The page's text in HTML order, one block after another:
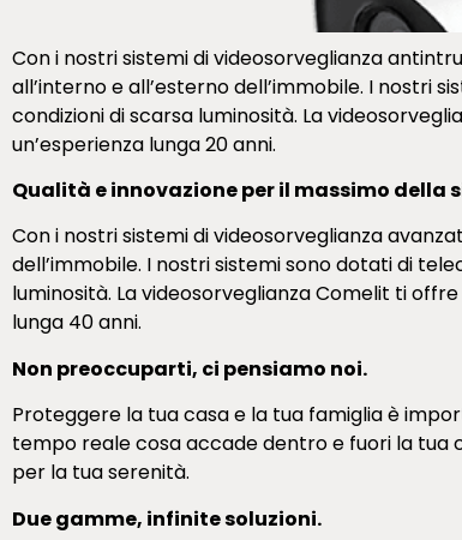
Con i nostri sistemi di videosorveglianza
all’interno e all’esterno dell’immobile. I nostri
condizioni di scarsa luminosità. La
un’esperienza lunga 20 anni.
Qualità e innovazione per il massimo della
Con i nostri sistemi di videosorveglianza
dell’immobile. I nostri sistemi sono dotati di
luminosità. La videosorveglianza Comelit ti
lunga 40 anni.
Non preoccuparti, ci pensiamo noi.
Proteggere la tua casa e la tua famiglia è
tempo reale cosa accade dentro e fuori la tua
per la tua serenità.
Due gamme, infinite soluzioni.